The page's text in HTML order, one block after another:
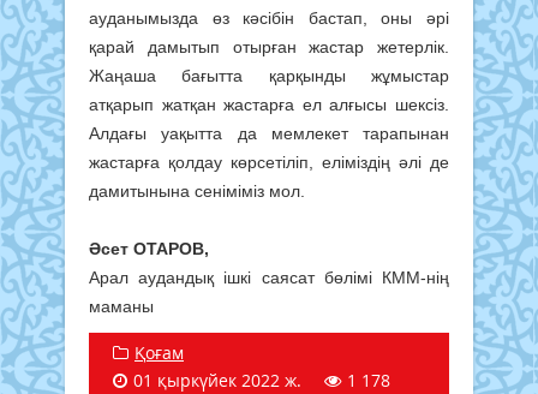
ауданымызда өз кәсібін бастап, оны әрі
қарай дамытып отырған жастар жетерлік.
Жаңаша бағытта қарқынды жұмыстар
атқарып жатқан жастарға ел алғысы шексіз.
Алдағы уақытта да мемлекет тарапынан
жастарға қолдау көрсетіліп, еліміздің әлі де
дамитынына сеніміміз мол.
Әсет ОТАРОВ,
Арал аудандық ішкі саясат бөлімі КММ-нің
маманы
Қоғам
01 қыркүйек 2022 ж.
1 178